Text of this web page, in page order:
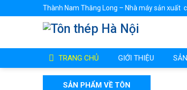
Thành Nam Thăng Long – Nhà máy sản xuất
TRANG CHỦ GIỚI THIỆU
SẢN PHẨM VỀ TÔN